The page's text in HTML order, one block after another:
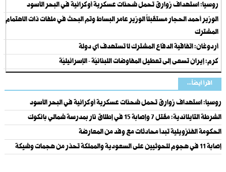
روسيا: استهداف زوارق تحمل شحنات عسكرية أوكرانية في البحر الأسود
الوزير أحمد الحجار مستقبلاً الوزير عامر البساط وتم البحث في ملفات ذات الاهتمام
المشترك
أردوغان: اتفاقية الدفاع المشترك لا تستهدف اي دولة
كرم: إيران تسعى إلى تعطيل المفاوضات اللبنانيّة - الإسرائيليّة
اقرأ أيضاً...
روسيا: استهداف زوارق تحمل شحنات عسكرية أوكرانية في البحر الأسود
الشرطة التايلاندية: مقتل 7 وإصابة 15 في إطلاق نار بمدرسة شمالي بانكوك
الحكومة الفنزويلية تبدأ محادثات مع وفد من المعارضة
إصابة 11 في هجوم للحوثيين على السعودية والمملكة تحذر من هجمات وشيكة